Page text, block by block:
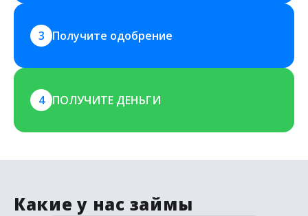
3 Получите одобрение
4 ПОЛУЧИТЕ ДЕНЬГИ
Какие у нас займы